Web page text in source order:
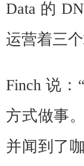
Data 的
运营着三个
Finch 说：
方式做事
并闻到了